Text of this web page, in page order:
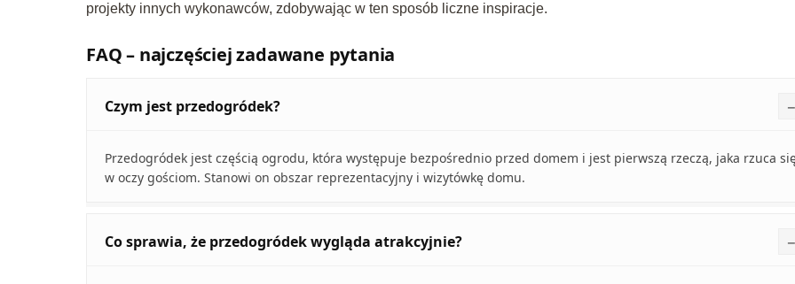
projekty innych wykonawców, zdobywając w ten sposób liczne inspiracje.
FAQ – najczęściej zadawane pytania
Czym jest przedogródek?
Przedogródek jest częścią ogrodu, która występuje bezpośrednio przed domem i jest pierwszą rzeczą, jaka rzuca
w oczy gościom. Stanowi on obszar reprezentacyjny i wizytówkę domu.
Co sprawia, że przedogródek wygląda atrakcyjnie?